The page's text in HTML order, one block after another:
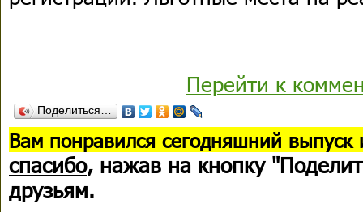
Перейти к
Поделиться…
Вам понравился сегодняшний выпуск
спасибо, нажав на кнопку
друзьям.